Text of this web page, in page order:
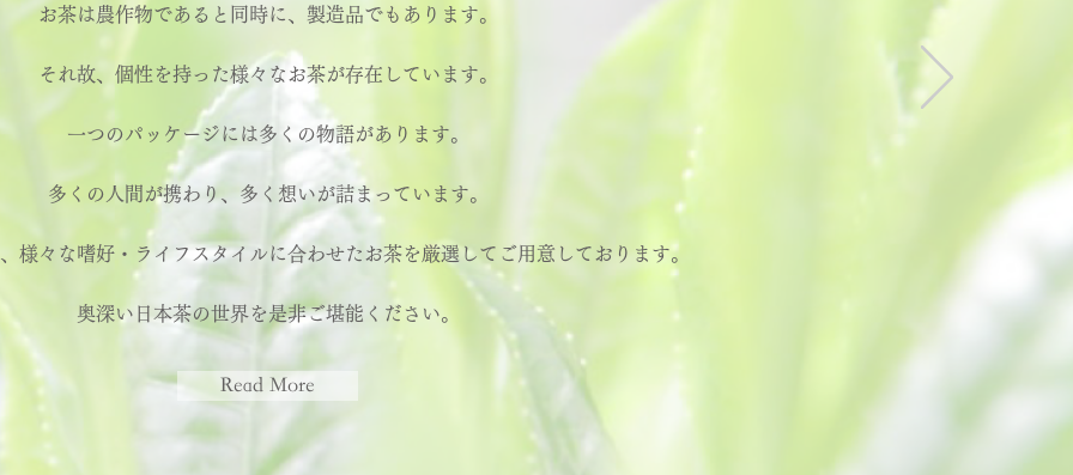
お茶は農作物であると同時に、製造品でもあります。
それ故、個性を持った様々なお茶が存在しています。
一つのパッケージには多くの物語があります。
多くの人間が携わり、多く想いが詰まっています。
様々な嗜好・ライフスタイルに合わせたお茶を厳選してご用意しております。
奥深い日本茶の世界を是非ご堪能ください。
Read More